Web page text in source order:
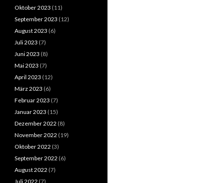
Oktober 2023 (11)
September 2023 (12)
August 2023 (6)
Juli 2023 (7)
Juni 2023 (8)
Mai 2023 (7)
April 2023 (12)
März 2023 (6)
Februar 2023 (7)
Januar 2023 (15)
Dezember 2022 (8)
November 2022 (19)
Oktober 2022 (3)
September 2022 (6)
August 2022 (7)
Juli 2022 (7)